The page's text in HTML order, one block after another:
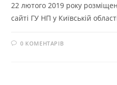
22 лютого 2019 року
сайті ГУ НП у Київській
0 КОМЕНТАРІВ